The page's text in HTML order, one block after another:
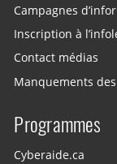
Campagnes
Inscription à
Contact médias
Manquements
Programmes
Cyberaide.ca